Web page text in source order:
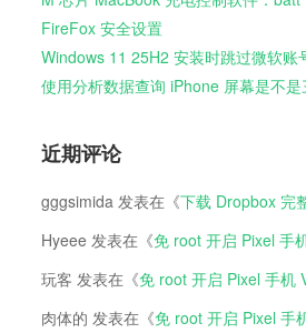
FireFox 安全设置
Windows 11 25H2 安装时跳过微软账
使用分析数据查询 iPhone 屏幕是不是
近期评论
gggsimida发表在《下载 Dropbox 完
Hyeee 发表在《免 root 开启 Pixel 手
玩客 发表在《免 root 开启 Pixel 手机
肉体的 发表在《免 root 开启 Pixel 手